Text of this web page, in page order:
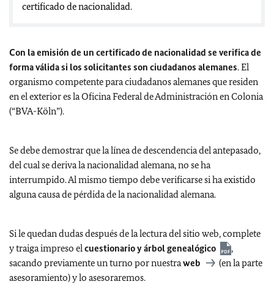
certificado de nacionalidad.
Con la emisión de un certificado de nacionalidad se verifica de
forma válida si los solicitantes son ciudadanos alemanes. El
organismo competente para ciudadanos alemanes que residen
en el exterior es la Oficina Federal de Administración en Colonia
(“BVA-Köln”).
Se debe demostrar que la línea de descendencia del antepasado,
del cual se deriva la nacionalidad alemana, no se ha
interrumpido. Al mismo tiempo debe verificarse si ha existido
alguna causa de pérdida de la nacionalidad alemana.
Si le quedan dudas después de la lectura del sitio web, complete
y traiga impreso el cuestionario y árbol genealógico
,
sacando previamente un turno por nuestraweb
(en la parte
asesoramiento) y lo asesoraremos.